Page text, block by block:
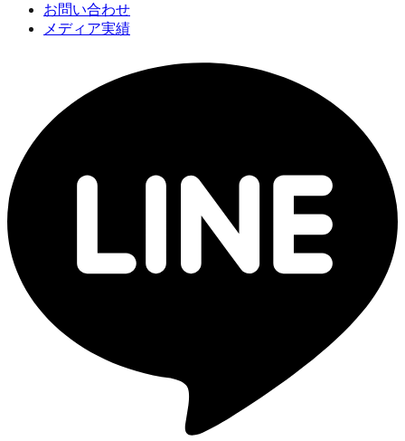
お問い合わせ
メディア実績